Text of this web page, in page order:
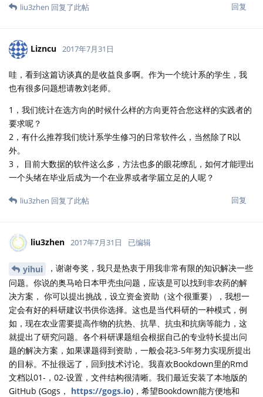
回复
liu3zhen 回复了此帖
Lizncu 2017年7月31日
哇，看到这篇访谈真的是收益良多啊。作为一个统计系的学生，我
也有很多问题想请教刘老师。
1，我们统计在选方向的时候什么样的方向更符合您这样的实践者的
要求呢？
2，有什么推荐我们统计系学生修习的日常软件么，当然除了R以
外。
3， 目前大数据的软件这么多，方法也多的眼花缭乱，如何才能理出
一个头绪在毕业后成为一个在业界或者学届立足的人呢？
回复
liu3zhen 回复了此帖
liu3zhen 2017年7月31日 已编辑
yihui
，谢谢夸奖，我只是热衷于用我非常有限的知识解决一些
问题。你说的奥马哈日本甲壳虫问题，应该是可以找到非农药的解
决方案， 你可以提出挑战，设立资金资助（这个很重要），我想一
定会有好的科研建议书供你选择。这也是当代科研的一种模式，例
如，现在农业需要提高作物的抗热、抗旱、抗虫和抗病等能力，这
就提出了研究问题。各个科研课题组会根据自己的专业特长提出问
题的解决方案，如果课题得到资助，一般会花3-5年努力实现所提出
的目标。不扯很远了，回到技术讨论。我喜欢Bookdown里的Rmd
文档以01-，02-设置，文件结构很清晰。我们最近安装了本地版的
GitHub (Gogs， https://gogs.io)，希望Bookdown能方便地和